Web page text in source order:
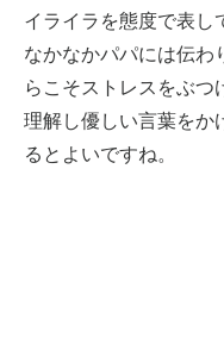
イライラを態度で表し
なかなかパパには伝わ
らこそストレスをぶつ
理解し優しい言葉をか
るとよいですね。